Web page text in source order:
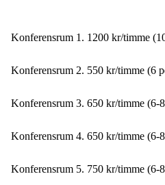
Konferensrum 1. 1200 kr/timme
Konferensrum 2. 550 kr/timme (6
Konferensrum 3. 650 kr/timme (6-
Konferensrum 4. 650 kr/timme (6-
Konferensrum 5. 750 kr/timme (6-